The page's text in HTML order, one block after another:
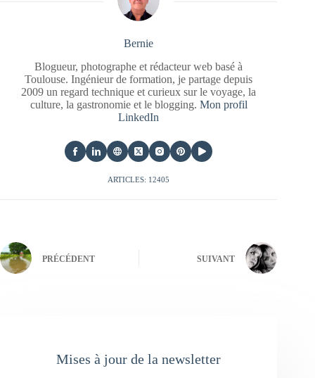
Bernie
Blogueur, photographe et rédacteur web basé à
Toulouse. Ingénieur de formation, je partage depuis
2009 un regard technique et curieux sur le voyage, la
culture, la gastronomie et le blogging. Mon profil
LinkedIn
ARTICLES: 12405
PRÉCÉDENT SUIVANT
Mises à jour de la newsletter